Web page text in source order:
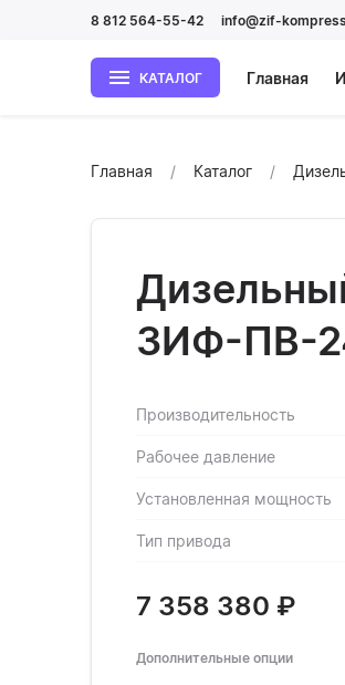
8 812 564-55-42 info@zif-
КАТАЛОГ Главная
Главная Каталог
ЗИФ-ПВ-
Производительность
Рабочее давление
Установленная мощность
Тип привода
7 358 380 ₽
Дополнительные опции